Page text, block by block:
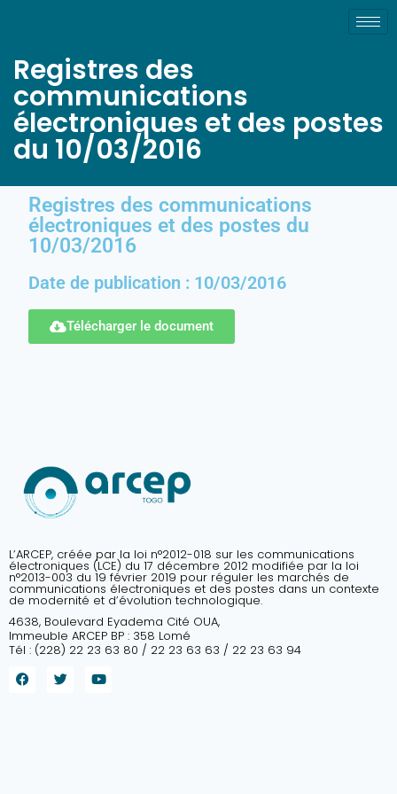
Registres des
communications
électroniques et des postes
du 10/03/2016
Registres des communications
électroniques et des postes du
10/03/2016
Date de publication : 10/03/2016
Télécharger le document
L’ARCEP, créée par la loi n°2012-018 sur les communications
électroniques (LCE) du 17 décembre 2012 modifiée par la loi
n°2013-003 du 19 février 2019 pour réguler les marchés de
communications électroniques et des postes dans un contexte
de modernité et d’évolution technologique.
4638, Boulevard Eyadema Cité OUA,
Immeuble ARCEP BP : 358 Lomé
Tél : (228) 22 23 63 80 / 22 23 63 63 / 22 23 63 94